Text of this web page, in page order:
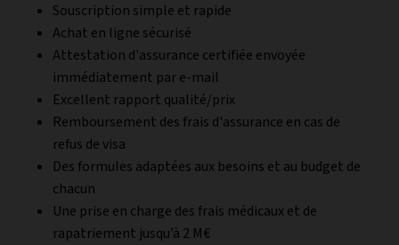
Souscription simple et rapide
Achat en ligne sécurisé
Attestation d'assurance certifiée envoyée
immédiatement par e-mail
Excellent rapport qualité/prix
Remboursement des frais d'assurance en cas de
refus de visa
Des formules adaptées aux besoins et au budget de
chacun
Une prise en charge des frais médicaux et de
rapatriement jusqu’à 2 M€